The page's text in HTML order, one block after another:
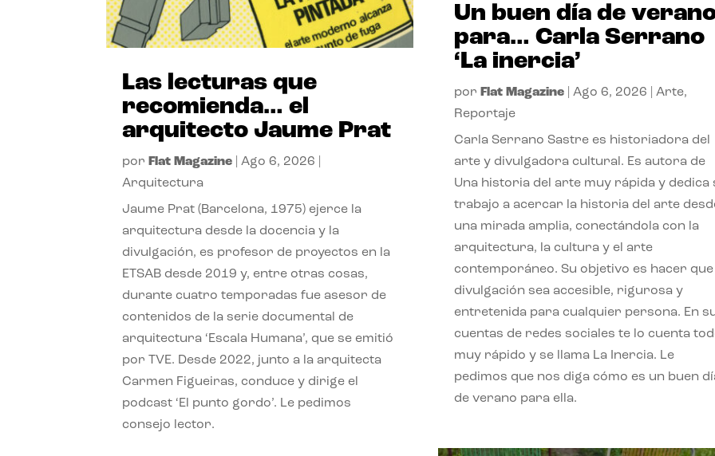
Las lecturas que
recomienda… el
arquitecto Jaume Prat
por Flat Magazine |Ago 6, 2026
Arquitectura
Jaume Prat (Barcelona, 1975) ejerce la
arquitectura desde la docencia y la
divulgación, es profesor de proyectos en la
ETSAB desde 2019 y, entre otras cosas,
durante cuatro temporadas fue asesor de
contenidos de la serie documental de
arquitectura ‘Escala Humana’, que se emitió
por TVE. Desde 2022, junto a la arquitecta
Carmen Figueiras, conduce y dirige el
podcast ‘El punto gordo’. Le pedimos
consejo lector.
Un buen día de
para… Carla Serrano
‘La inercia’
por Flat Magazine| Ago 6, 2026 Arte,
Reportaje
Carla Serrano Sastre es historiadora del
arte y divulgadora cultural. Es autora de
Una historia del arte muy rápida y dedica
trabajo a acercar la historia del arte
una mirada amplia, conectándola con la
arquitectura, la cultura y el arte
contemporáneo. Su objetivo es hacer que
divulgación sea accesible, rigurosa y
entretenida para cualquier persona. En
cuentas de redes sociales te lo cuenta
muy rápido y se llama La Inercia. Le
pedimos que nos diga cómo es un buen
de verano para ella.